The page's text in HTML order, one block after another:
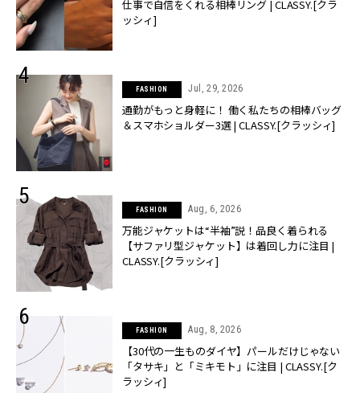
仕事で自信をくれる相棒リング | CLASSY.[クラ
ッシィ]
FASHION Jul, 29, 2026
通勤がもっと身軽に！ 働く私たちの相棒バッグ
＆スマホショルダー3選 | CLASSY.[クラッシィ]
FASHION Aug, 6, 2026
万能ジャケットは“半袖”説！品良く着られる
【サファリ型ジャケット】は着回し力に注目 |
CLASSY.[クラッシィ]
FASHION Aug, 8, 2026
【30代の一生ものダイヤ】パールだけじゃない
「タサキ」と「ミキモト」に注目 | CLASSY.[ク
ラッシィ]